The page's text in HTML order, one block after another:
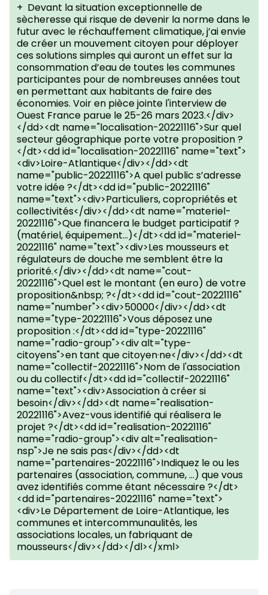
+ Devant la situation exceptionnelle de
sècheresse qui risque de devenir la norme dans le
futur avec le réchauffement climatique, j’ai envie
de créer un mouvement citoyen pour déployer
ces solutions simples qui auront un effet sur la
consommation d’eau de toutes les communes
participantes pour de nombreuses années tout
en permettant aux habitants de faire des
économies. Voir en pièce jointe l'interview de
Ouest France parue le 25-26 mars 2023.</div>
</dd><dt name="localisation-20221116">Sur quel
secteur géographique porte votre proposition ?
</dt><dd id="localisation-20221116" name="text">
<div>Loire-Atlantique</div></dd><dt
name="public-20221116">A quel public s’adresse
votre idée ?</dt><dd id="public-20221116"
name="text"><div>Particuliers, copropriétés et
collectivités</div></dd><dt name="materiel-
20221116">Que financera le budget participatif ?
(matériel, équipement...)</dt><dd id="materiel-
20221116" name="text"><div>Les mousseurs et
régulateurs de douche me semblent être la
priorité.</div></dd><dt name="cout-
20221116">Quel est le montant (en euro) de votre
proposition&nbsp; ?</dt><dd id="cout-20221116"
name="number"><div>50000</div></dd><dt
name="type-20221116">Vous déposez une
proposition :</dt><dd id="type-20221116"
name="radio-group"><div alt="type-
citoyens">en tant que citoyen·ne</div></dd><dt
name="collectif-20221116">Nom de l'association
ou du collectif</dt><dd id="collectif-20221116"
name="text"><div>Association à créer si
besoin</div></dd><dt name="realisation-
20221116">Avez-vous identifié qui réalisera le
projet ?</dt><dd id="realisation-20221116"
name="radio-group"><div alt="realisation-
nsp">Je ne sais pas</div></dd><dt
name="partenaires-20221116">Indiquez le ou les
partenaires (association, commune, ...) que vous
avez identifiés comme étant nécessaire ?</dt>
<dd id="partenaires-20221116" name="text">
<div>Le Département de Loire-Atlantique, les
communes et intercommunaulités, les
associations locales, un fabriquant de
mousseurs</div></dd></dl></xml>